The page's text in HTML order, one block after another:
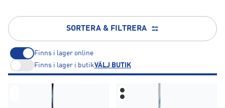
SORTERA & FILTRERA
Finns i lager online
Finns i lager i butikVÄLJ BUTIK